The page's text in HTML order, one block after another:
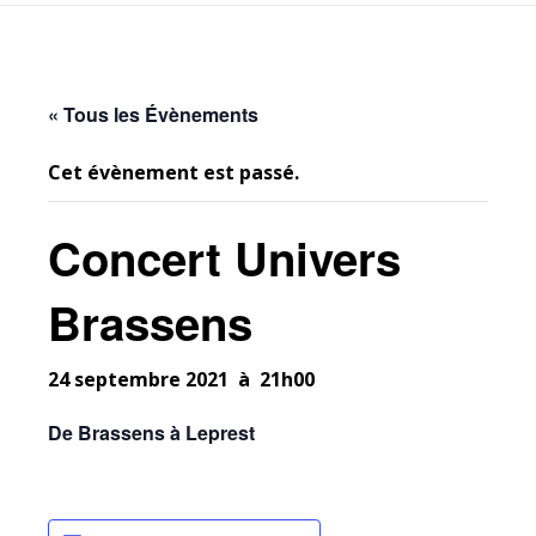
« Tous les Évènements
Cet évènement est passé.
Concert Univers
Brassens
24 septembre 2021 à 21h00
De Brassens à Leprest